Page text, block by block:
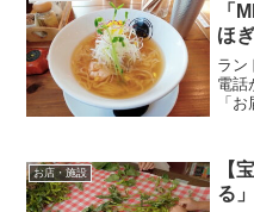
「
ほ
ラン
電話
「
近
も
お店・施設
【
る